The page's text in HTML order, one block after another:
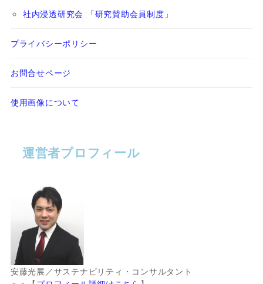
社内浸透研究会 「研究賛助会員制度」
プライバシーポリシー
お問合せページ
使用画像について
運営者プロフィール
安藤光展／サステナビリティ・コンサルタント